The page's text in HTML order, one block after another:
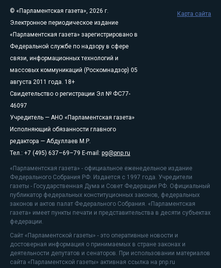
© «Парламентская газета», 2026 г.
Электронное периодическое издание
«Парламентская газета» зарегистрировано в
Федеральной службе по надзору в сфере
связи, информационных технологий и
массовых коммуникаций (Роскомнадзор) 05
августа 2011 года. 18+
Свидетельство о регистрации Эл № ФС77-
46097
Учредитель — АНО «Парламентская газета»
Исполняющий обязанности главного
редактора — Абдуллаев М.Р.
Тел.: +7 (495) 637–69–79 E-mail: pg@pnp.ru
«Парламентская газета» - официальное еженедельное издание
Федерального Собрания РФ. Издается с 1997 года. Учредители
газеты - Государственная Дума и Совет Федерации РФ. Официальный
публикатор федеральных конституционных законов, федеральных
законов и актов палат Федерального Собрания. «Парламентская
газета» имеет пункты печати и представительства в десяти субъектах
федерации.
Сайт «Парламентской газеты» - это оперативные новости и
достоверная информация о принимаемых в стране законах и
деятельности депутатов и сенаторов. При использовании материалов
сайта «Парламентской газеты» активная ссылка на pnp.ru
Карта сайта